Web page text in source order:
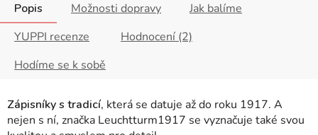
Popis Možnosti dopravy
Jak balíme
YUPPI recenze
Hodnocení (2)
Hodíme se k sobě
Zápisníky s tradicí, která se datuje až do roku 1917. A
nejen s ní, značka Leuchtturm1917 se vyznačuje také svou